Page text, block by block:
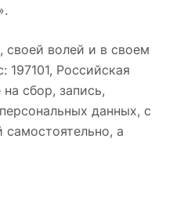
своей волей и в своем
Российская
сбор, запись,
данных, с
а